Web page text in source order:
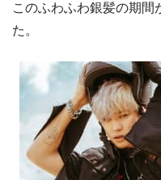
このふわふわ銀髪の期間
た。